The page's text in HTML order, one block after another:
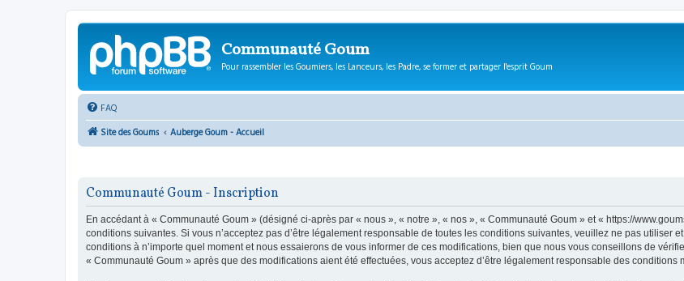
Communauté Goum
Pour rassembler les Goumiers, les Lanceurs, les Padre, se former et partager l'esprit Goum
FAQ
Site des Goums
Auberge Goum - Accueil
Communauté Goum - Inscription
En accédant à « Communauté Goum » (désigné ci-après par « nous », « notre », « nos », « Communauté Goum » et « https://
conditions suivantes. Si vous n’acceptez pas d’être légalement responsable de toutes les conditions suivantes, veuillez ne pas utiliser
conditions à n’importe quel moment et nous essaierons de vous informer de ces modifications, bien que nous vous conseillons de
« Communauté Goum » après que des modifications aient été effectuées, vous acceptez d’être légalement responsable des conditions